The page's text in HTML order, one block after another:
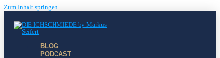
Zum Inhalt springen
BLOG
PODCAST